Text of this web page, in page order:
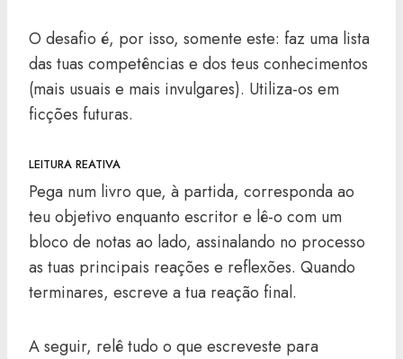
O desafio é, por isso, somente este: faz uma lista
das tuas competências e dos teus conhecimentos
(mais usuais e mais invulgares). Utiliza-os em
ficções futuras.
LEITURA REATIVA
Pega num livro que, à partida, corresponda ao
teu objetivo enquanto escritor e lê-o com um
bloco de notas ao lado, assinalando no processo
as tuas principais reações e reflexões. Quando
terminares, escreve a tua reação final.
A seguir, relê tudo o que escreveste para